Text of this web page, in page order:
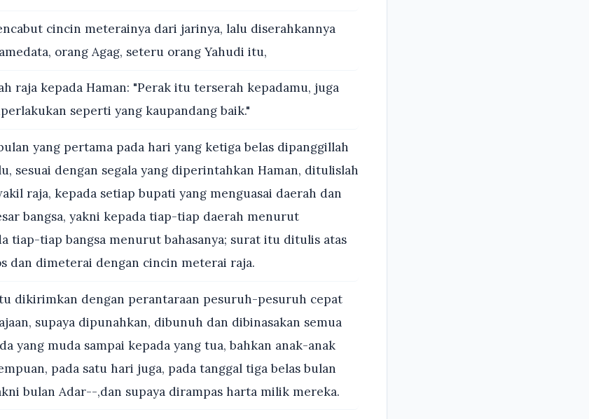
cincin meterainya dari jarinya, lalu diserahkannya
orang Agag, seteru orang Yahudi itu,
raja kepada Haman: "Perak itu terserah kepadamu, juga
seperti yang kaupandang baik."
yang pertama pada hari yang ketiga belas dipanggillah
sesuai dengan segala yang diperintahkan Haman, ditulislah
raja, kepada setiap bupati yang menguasai daerah dan
bangsa, yakni kepada tiap-tiap daerah menurut
tiap-tiap bangsa menurut bahasanya; surat itu ditulis atas
dan dimeterai dengan cincin meterai raja.
dikirimkan dengan perantaraan pesuruh-pesuruh cepat
supaya dipunahkan, dibunuh dan dibinasakan semua
yang muda sampai kepada yang tua, bahkan anak-anak
pada satu hari juga, pada tanggal tiga belas bulan
bulan Adar--,dan supaya dirampas harta milik mereka.